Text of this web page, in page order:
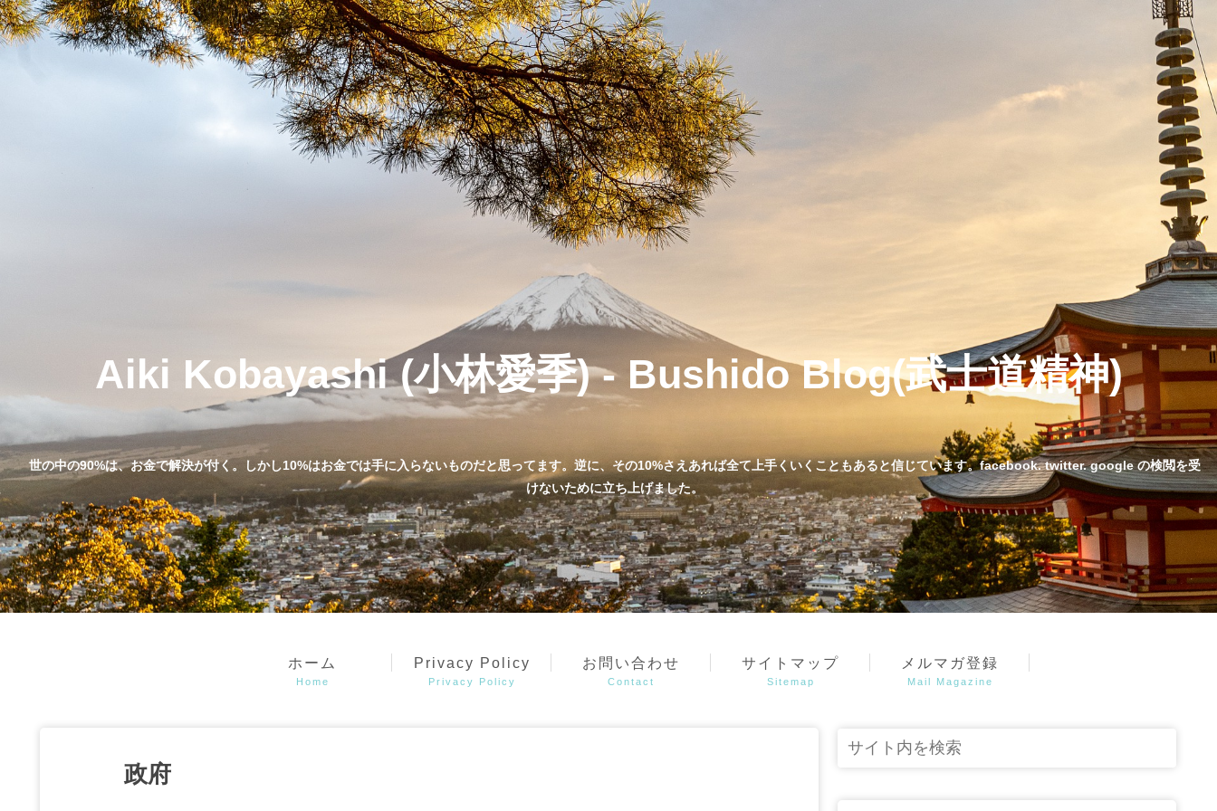
世の中の90%は、お金で解決が付く。しかし10%はお金では手に入らないものだと思ってます。逆に、その10%さえあれば全て上手くいくこともあると信じています。facebook. twitter. google の検閲を受
けないために立ち上げました。
Aiki Kobayashi (小林愛季) - Bushido Blog(武士道精神)
ホーム
Home
Privacy Policy
Privacy Policy
お問い合わせ
Contact
サイトマップ
Sitemap
メルマガ登録
Mail Magazine
政府